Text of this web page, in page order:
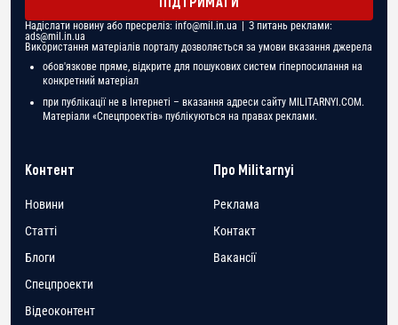
Надіслати новину або пресреліз: info@mil.in.ua | З питань реклами:
ads@mil.in.ua
Використання матеріалів порталу дозволяється за умови вказання джерела
обов'язкове пряме, відкрите для пошукових систем гіперпосилання на
конкретний матеріал
при публікації не в Інтернеті – вказання адреси сайту MILITARNYI.COM.
Матеріали «Спецпроектів» публікуються на правах реклами.
Контент
Новини
Статті
Блоги
Спецпроекти
Відеоконтент
Про Militarnyi
Реклама
Контакт
Вакансії